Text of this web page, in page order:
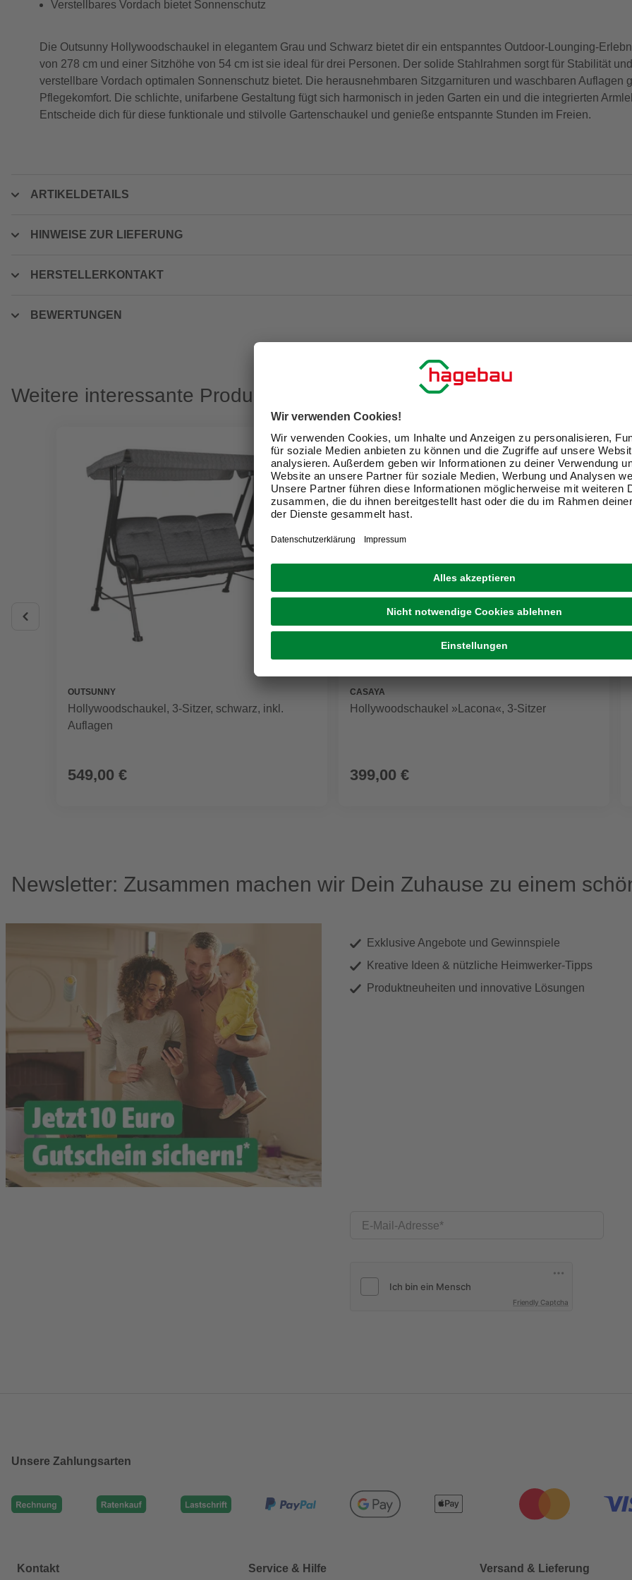
Verstellbares Vordach bietet Sonnenschutz
Die Outsunny Hollywoodschaukel in elegantem Grau und Schwarz bietet dir ein entspanntes Outdoor-Lounging-
von 278 cm und einer Sitzhöhe von 54 cm ist sie ideal für drei Personen. Der solide Stahlrahmen sorgt für Stabilität
verstellbare Vordach optimalen Sonnenschutz bietet. Die herausnehmbaren Sitzgarnituren und waschbaren Auflagen
Pflegekomfort. Die schlichte, unifarbene Gestaltung fügt sich harmonisch in jeden Garten ein und die integrierten
Entscheide dich für diese funktionale und stilvolle Gartenschaukel und genieße entspannte Stunden im Freien.
ARTIKELDETAILS
HINWEISE ZUR LIEFERUNG
HERSTELLERKONTAKT
BEWERTUNGEN
Weitere interessante Produkte
OUTSUNNY
Hollywoodschaukel, 3-Sitzer, schwarz, inkl.
Auflagen
549,00 €
CASAYA
Hollywoodschaukel »Lacona«, 3-Sitzer
399,00 €
Newsletter: Zusammen machen wir Dein Zuhause zu einem
Exklusive Angebote und Gewinnspiele
Kreative Ideen & nützliche Heimwerker-Tipps
Produktneuheiten und innovative Lösungen
E-Mail-Adresse
Friendly Captcha
Unsere Zahlungsarten
Kontakt Service & Hilfe Versand & Lieferung